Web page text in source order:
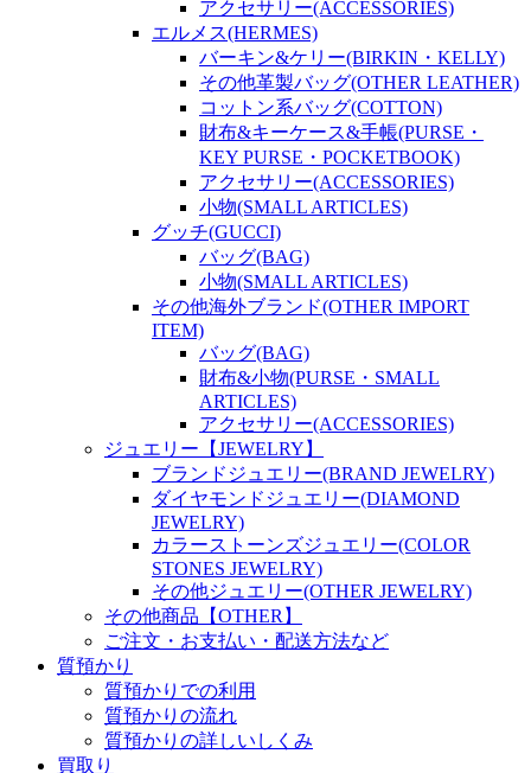
アクセサリー(ACCESSORIES)
エルメス(HERMES)
バーキン&ケリー(BIRKIN・KELLY)
その他革製バッグ(OTHER LEATHER)
コットン系バッグ(COTTON)
財布&キーケース&手帳(PURSE・
KEY PURSE・POCKETBOOK)
アクセサリー(ACCESSORIES)
小物(SMALL ARTICLES)
グッチ(GUCCI)
バッグ(BAG)
小物(SMALL ARTICLES)
その他海外ブランド(OTHER IMPORT
ITEM)
バッグ(BAG)
財布&小物(PURSE・SMALL
ARTICLES)
アクセサリー(ACCESSORIES)
ジュエリー【JEWELRY】
ブランドジュエリー(BRAND JEWELRY)
ダイヤモンドジュエリー(DIAMOND
JEWELRY)
カラーストーンズジュエリー(COLOR
STONES JEWELRY)
その他ジュエリー(OTHER JEWELRY)
その他商品【OTHER】
ご注文・お支払い・配送方法など
質預かり
質預かりでの利用
質預かりの流れ
質預かりの詳しいしくみ
買取り